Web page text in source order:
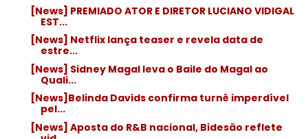
[News] PREMIADO ATOR E DIRETOR LUCIANO VIDIGAL
EST...
[News] Netflix lança teaser e revela data de
estre...
[News] Sidney Magal leva o Baile do Magal ao
Quali...
[News]Belinda Davids confirma turnê imperdível
pel...
[News] Aposta do R&B nacional, Bidesão reflete